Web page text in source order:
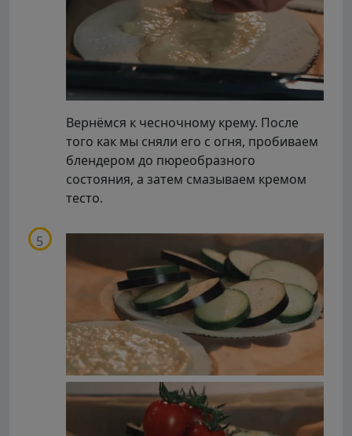
Вернёмся к чесночному крему. После
того как мы сняли его с огня, пробиваем
блендером до пюреобразного
состояния, а затем смазываем кремом
тесто.